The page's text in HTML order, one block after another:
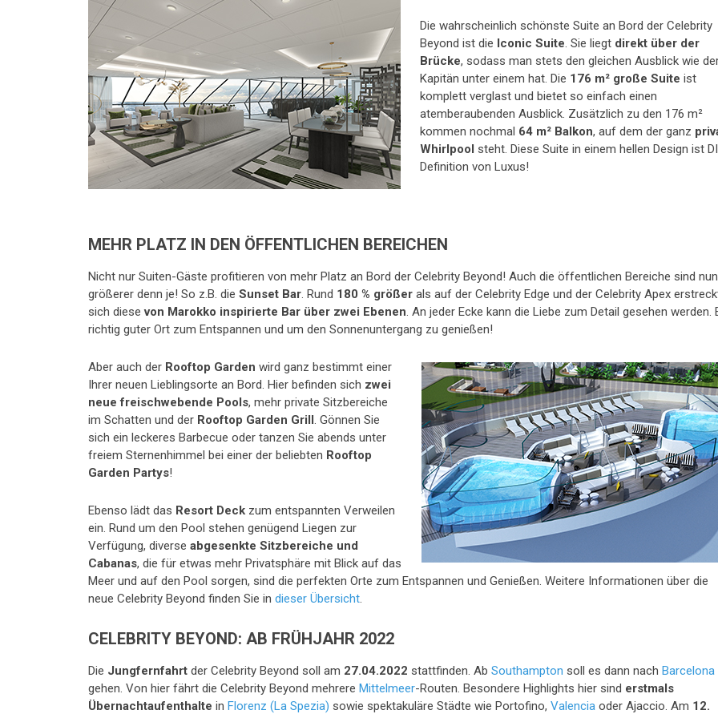
Die wahrscheinlich schönste Suite an Bord der Celebrity
Beyond ist die Iconic Suite. Sie liegt direkt über der
Brücke, sodass man stets den gleichen Ausblick wie
Kapitän unter einem hat. Die 176 m² große Suite ist
komplett verglast und bietet so einfach einen
atemberaubenden Ausblick. Zusätzlich zu den 176 m²
kommen nochmal 64 m² Balkon, auf dem der ganz
Whirlpool steht. Diese Suite in einem hellen Design ist
Definition von Luxus!
MEHR PLATZ IN DEN ÖFFENTLICHEN BEREICHEN
Nicht nur Suiten-Gäste profitieren von mehr Platz an Bord der Celebrity Beyond! Auch die öffentlichen Bereiche sind nun
größerer denn je! So z.B. die Sunset Bar. Rund 180 % größer als auf der Celebrity Edge und der Celebrity Apex
sich diesevon Marokko inspirierte Bar über zwei Ebenen. An jeder Ecke kann die Liebe zum Detail gesehen werden.
richtig guter Ort zum Entspannen und um den Sonnenuntergang zu genießen!
Aber auch der Rooftop Garden wird ganz bestimmt einer
Ihrer neuen Lieblingsorte an Bord. Hier befinden sich zwei
neue freischwebende Pools, mehr private Sitzbereiche
im Schatten und der Rooftop Garden Grill. Gönnen Sie
sich ein leckeres Barbecue oder tanzen Sie abends unter
freiem Sternenhimmel bei einer der beliebten Rooftop
Garden Partys!
Ebenso lädt das Resort Deck zum entspannten Verweilen
ein. Rund um den Pool stehen genügend Liegen zur
Verfügung, diverse abgesenkte Sitzbereiche und
Cabanas, die für etwas mehr Privatsphäre mit Blick auf das
Meer und auf den Pool sorgen, sind die perfekten Orte zum Entspannen und Genießen. Weitere Informationen über die
neue Celebrity Beyond finden Sie in dieser Übersicht.
CELEBRITY BEYOND: AB FRÜHJAHR 2022
Die Jungfernfahrt der Celebrity Beyond soll am 27.04.2022 stattfinden. Ab Southampton soll es dann nach Barcelona
gehen. Von hier fährt die Celebrity Beyond mehrere Mittelmeer-Routen. Besondere Highlights hier sind erstmals
Übernachtaufenthalte in Florenz (La Spezia) sowie spektakuläre Städte wie Portofino, Valencia oder Ajaccio. Am 12.